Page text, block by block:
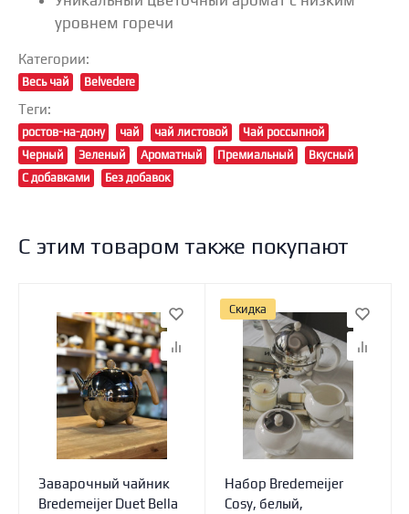
уровнем горечи
Категории:
Весь чай Belvedere
Теги:
ростов-на-дону чай чай листовой
Чай россыпной
Черный
Зеленый Ароматный Премиальный
Вкусный
С добавками
Без добавок
С этим товаром также покупают
Заварочный чайник
Bredemeijer Duet Bella
Набор Bredemeijer
Cosy, белый,
Скидка